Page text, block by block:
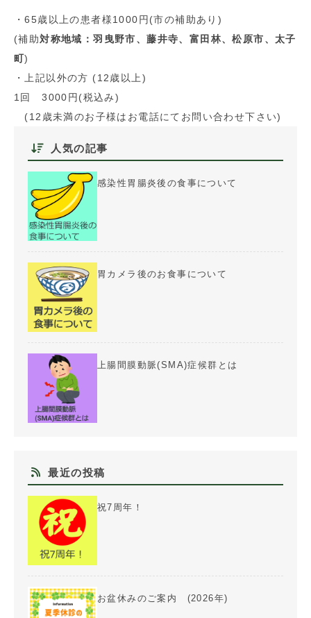
・65歳以上の患者様1000円(市の補助あり)
(補助対称地域：羽曳野市、藤井寺、 富田林、松原市、太子
町)
・上記以外の方 (12歳以上)
1回 3000円(税込み)
(12歳未満のお子様はお電話にてお問い合わせ下さい)
人気の記事
感染性胃腸炎後の食事について
胃カメラ後のお食事について
上腸間膜動脈(SMA)症候群とは
最近の投稿
祝7周年！
お盆休みのご案内 (2026年)